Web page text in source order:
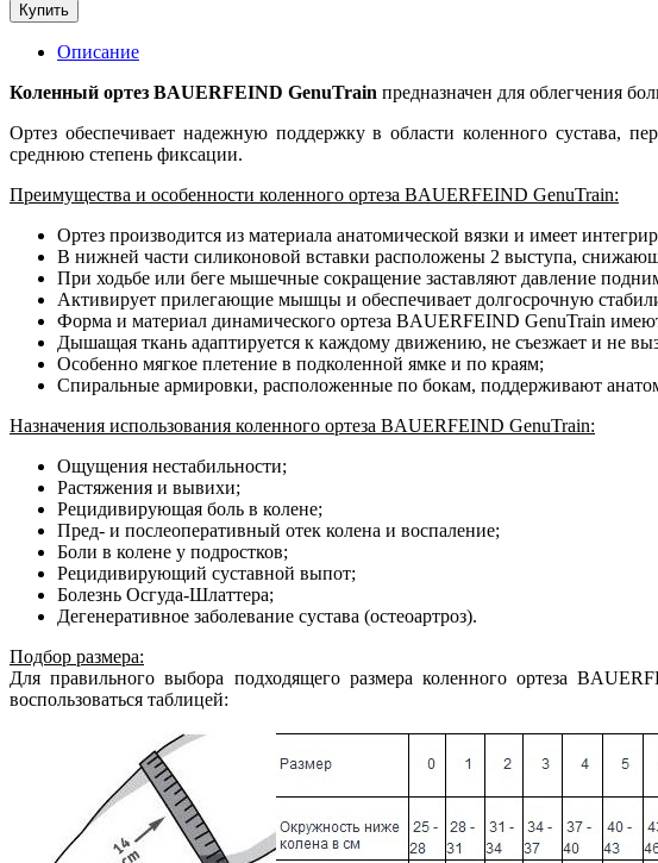
Купить
Описание
Коленный ортез BAUERFEIND GenuTrain предназначен для облегчения
Ортез обеспечивает надежную поддержку в области коленного сустава,
среднюю степень фиксации.
Преимущества и особенности коленного ортеза BAUERFEIND GenuTrain:
Ортез производится из материала анатомической вязки и имеет
В нижней части силиконовой вставки расположены 2 выступа,
При ходьбе или беге мышечные сокращение заставляют давление
Активирует прилегающие мышцы и обеспечивает долгосрочную
Форма и материал динамического ортеза BAUERFEIND GenuTrain
Дышащая ткань адаптируется к каждому движению, не съезжает и не
Особенно мягкое плетение в подколенной ямке и по краям;
Спиральные армировки, расположенные по бокам, поддерживают
Назначения использования коленного ортеза BAUERFEIND GenuTrain:
Ощущения нестабильности;
Растяжения и вывихи;
Рецидивирующая боль в колене;
Пред- и послеоперативный отек колена и воспаление;
Боли в колене у подростков;
Рецидивирующий суставной выпот;
Болезнь Осгуда-Шлаттера;
Дегенеративное заболевание сустава (остеоартроз).
Подбор размера:
Для правильного выбора подходящего размера коленного ортеза
воспользоваться таблицей: